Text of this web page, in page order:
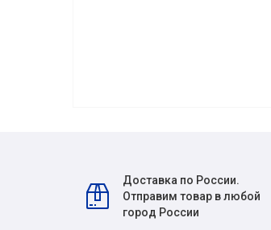
Доставка по России.
Отправим товар в любой
город России